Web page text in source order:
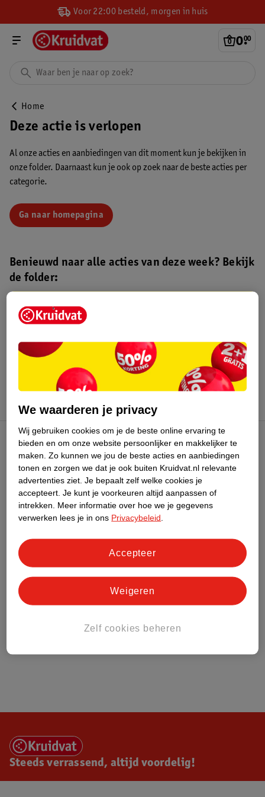
Voor 22:00 besteld, morgen in huis
0.
00
Home
Deze actie is verlopen
Al onze acties en aanbiedingen van dit moment kun je bekijken in
onze folder. Daarnaast kun je ook op zoek naar de beste acties per
categorie.
Ga naar homepagina
Benieuwd naar alle acties van deze week? Bekijk
de folder:
Kruidvat folder
augustus 2026.
Kruidvat Club
Klantenservice
Over Kruidvat
Steeds verrassend, altijd voordelig!
We waarderen je privacy
Wij gebruiken cookies om je de beste online ervaring te
bieden en om onze website persoonlijker en makkelijker te
maken. Zo kunnen we jou de beste acties en aanbiedingen
tonen en zorgen we dat je ook buiten Kruidvat.nl relevante
advertenties ziet. Je bepaalt zelf welke cookies je
accepteert. Je kunt je voorkeuren altijd aanpassen of
intrekken.
Meer informatie over hoe we je gegevens
verwerken lees je in ons Privacybeleid
Zelf cookies beheren
Weigeren
Accepteer